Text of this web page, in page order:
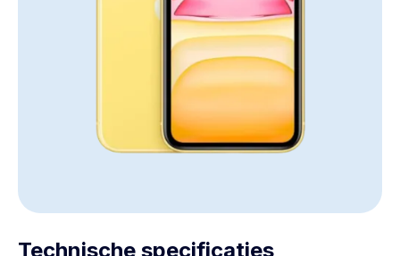
Technische specificaties